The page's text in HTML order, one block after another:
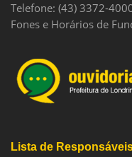
Telefone: (43) 3372-
Fones e Horários de
Lista de